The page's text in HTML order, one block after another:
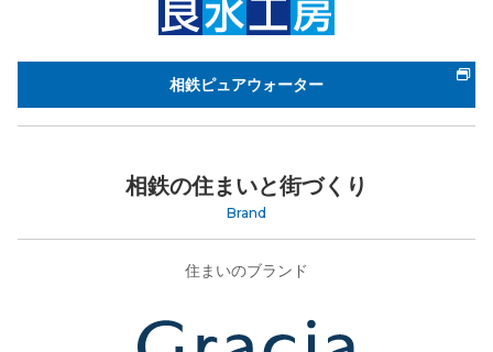
相鉄ピュアウォーター
相鉄の住まいと街づくり
Brand
住まいのブランド